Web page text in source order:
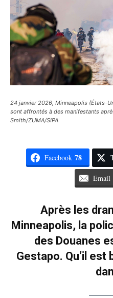
24 janvier 2026, Minneapolis (États-
sont affrontés à des manifestants
Smith/ZUMA/SIPA
Facebook 78
Email
Après les
Minneapolis, la
des Douanes
Gestapo. Qu’il